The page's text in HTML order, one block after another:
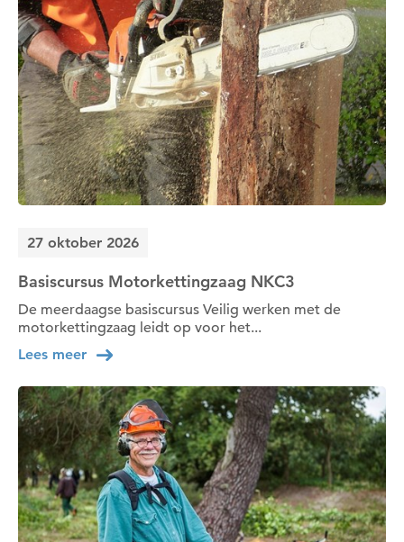
27 oktober 2026
Basiscursus Motorkettingzaag NKC3
De meerdaagse basiscursus Veilig werken met de
motorkettingzaag leidt op voor het...
Lees meer